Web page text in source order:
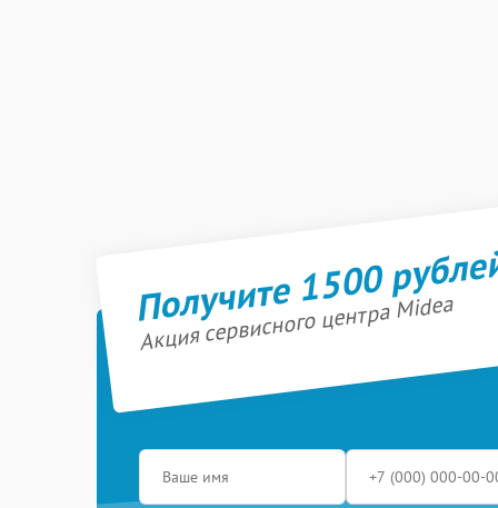
Получите 1500
Акция сервисного центра Midea